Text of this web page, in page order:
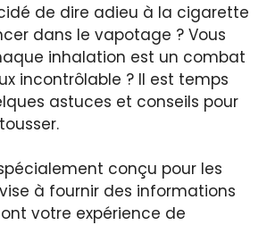
de dire adieu à la cigarette
dans le vapotage ? Vous
inhalation est un combat
incontrôlable ? Il est temps
astuces et conseils pour
conçu pour les
à fournir des informations
votre expérience de